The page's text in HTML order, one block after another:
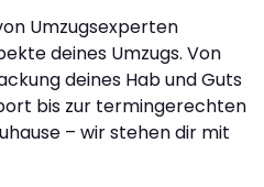
Umzugsexperten
deines Umzugs. Von
deines Hab und Guts
bis zur termingerechten
– wir stehen dir mit